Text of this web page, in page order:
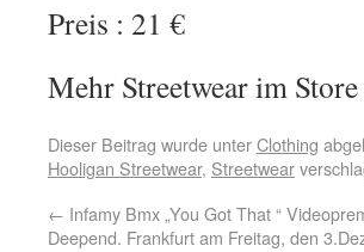
Preis : 21 €
Mehr Streetwear im
Dieser Beitrag wurde unterClothing
Hooligan Streetwear, Streetwear
← Infamy Bmx „You Got That “
Deepend. Frankfurt am Freitag, den